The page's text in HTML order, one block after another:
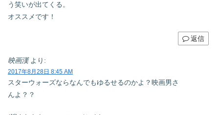
う笑いが出てくる。
オススメです！
返信
映画漢 より:
2017年8月28日 8:45 AM
スターウォーズならなんでもゆるせるのかよ？映画男さ
んよ？？